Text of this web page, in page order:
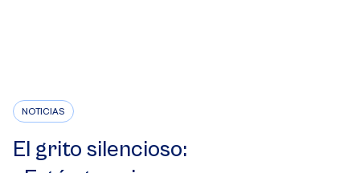
NOTICIAS
El grito silencioso: